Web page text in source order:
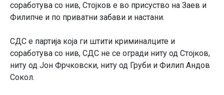
соработува со нив, Стојков е во присуство на Заев и
Филипче и по приватни забави и настани.
СДС е партија која ги штити криминалците и
соработува со нив, СДС не се огради ниту од Стојков,
ниту од Јон Фрчковски, ниту од Груби и Филип Андов
Сокол.